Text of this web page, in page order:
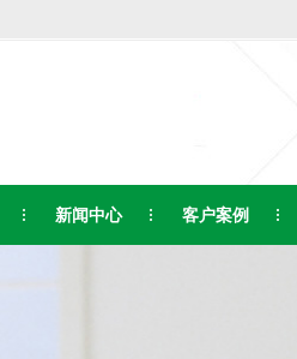
新闻中心 客户案例